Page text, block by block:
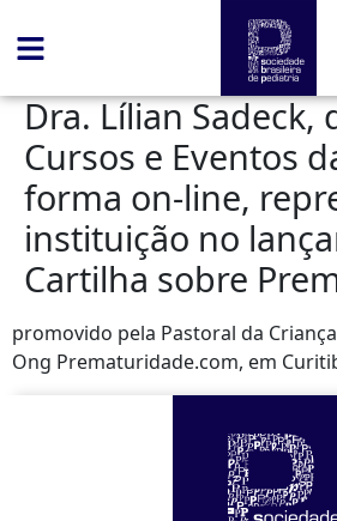
Dra. Lílian Sadeck,
Cursos e Eventos
forma on-line,
instituição no
Cartilha sobre
promovido pela Pastoral da
Ong Prematuridade.com, em